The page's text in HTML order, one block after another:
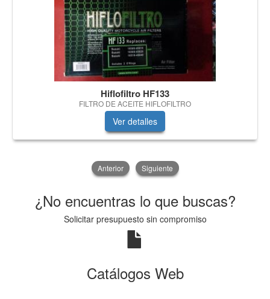
Hiflofiltro HF133
FILTRO DE ACEITE HIFLOFILTRO
Ver detalles
Anterior Siguiente
¿No encuentras lo que buscas?
Solicitar presupuesto sin compromiso
Catálogos Web